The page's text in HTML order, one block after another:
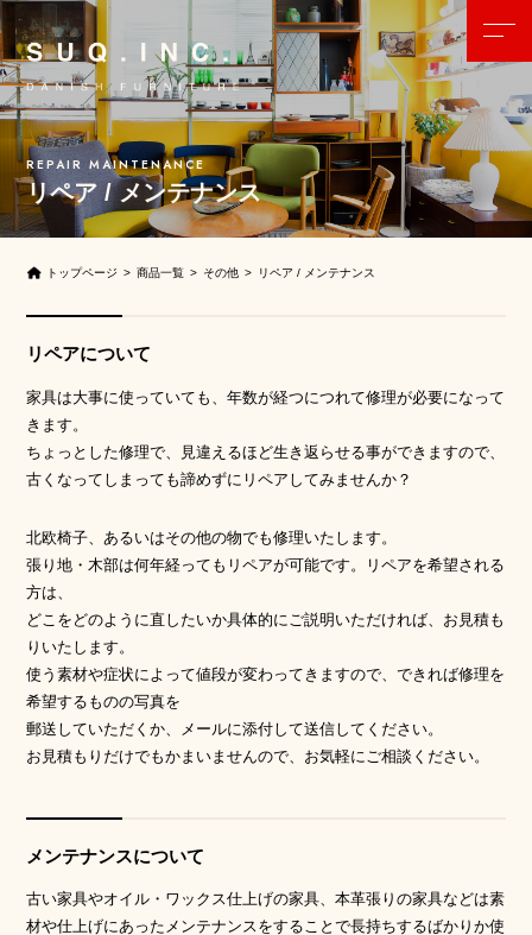
リペア / メンテナンス
トップページ 商品一覧 その他 リペア / メンテナンス
リペアについて
家具は大事に使っていても、年数が経つにつれて修理が必要になって
きます。
ちょっとした修理で、見違えるほど生き返らせる事ができますので、
古くなってしまっても諦めずにリペアしてみませんか？
北欧椅子、あるいはその他の物でも修理いたします。
張り地・木部は何年経ってもリペアが可能です。リペアを希望される
方は、
どこをどのように直したいか具体的にご説明いただければ、お見積も
りいたします。
使う素材や症状によって値段が変わってきますので、できれば修理を
希望するものの写真を
郵送していただくか、メールに添付して送信してください。
お見積もりだけでもかまいませんので、お気軽にご相談ください。
メンテナンスについて
古い家具やオイル・ワックス仕上げの家具、本革張りの家具などは素
材や仕上げにあったメンテナンスをすることで長持ちするばかりか使